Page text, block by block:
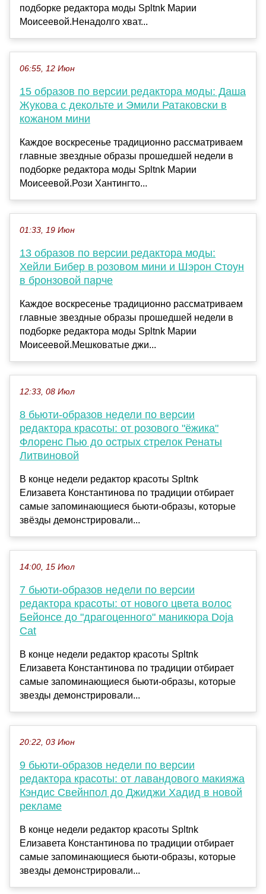
подборке редактора моды Spltnk Марии
Моисеевой.Ненадолго хват...
06:55, 12 Июн
15 образов по версии редактора моды: Даша
Жукова с декольте и Эмили Ратаковски в
кожаном мини
Каждое воскресенье традиционно рассматриваем
главные звездные образы прошедшей недели в
подборке редактора моды Spltnk Марии
Моисеевой.Рози Хантингто...
01:33, 19 Июн
13 образов по версии редактора моды:
Хейли Бибер в розовом мини и Шэрон Стоун
в бронзовой парче
Каждое воскресенье традиционно рассматриваем
главные звездные образы прошедшей недели в
подборке редактора моды Spltnk Марии
Моисеевой.Мешковатые джи...
12:33, 08 Июл
8 бьюти-образов недели по версии
редактора красоты: от розового "ёжика"
Флоренс Пью до острых стрелок Ренаты
Литвиновой
В конце недели редактор красоты Spltnk
Елизавета Константинова по традиции отбирает
самые запоминающиеся бьюти-образы, которые
звёзды демонстрировали...
14:00, 15 Июл
7 бьюти-образов недели по версии
редактора красоты: от нового цвета волос
Бейонсе до "драгоценного" маникюра Doja
Cat
В конце недели редактор красоты Spltnk
Елизавета Константинова по традиции отбирает
самые запоминающиеся бьюти-образы, которые
звезды демонстрировали...
20:22, 03 Июн
9 бьюти-образов недели по версии
редактора красоты: от лавандового макияжа
Кэндис Свейнпол до Джиджи Хадид в новой
рекламе
В конце недели редактор красоты Spltnk
Елизавета Константинова по традиции отбирает
самые запоминающиеся бьюти-образы, которые
звезды демонстрировали...